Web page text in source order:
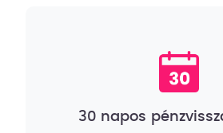
30 napos